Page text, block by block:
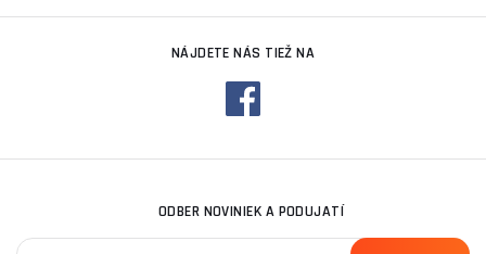
NÁJDETE NÁS TIEŽ NA
ODBER NOVINIEK A PODUJATÍ